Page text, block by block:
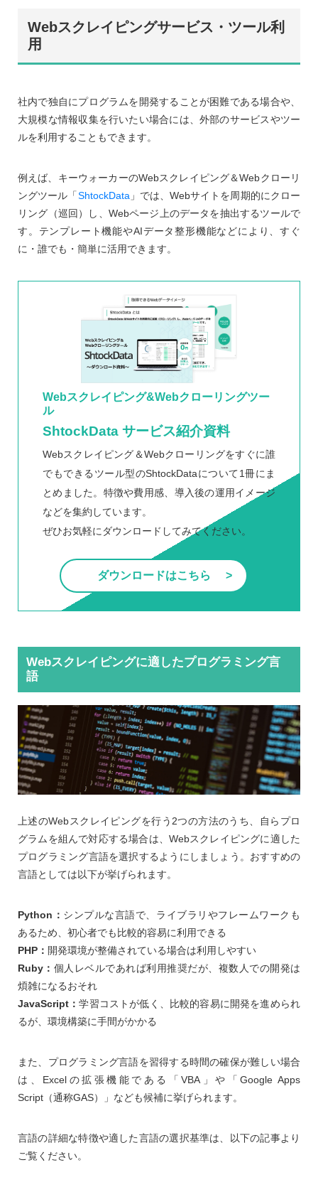
Webスクレイピングサービス・ツール利
用
社内で独自にプログラムを開発することが困難である場合や、
大規模な情報収集を行いたい場合には、外部のサービスやツー
ルを利用することもできます。
例えば、キーウォーカーのWebスクレイピング＆Webクローリ
ングツール「ShtockData 」では、Webサイトを周期的にクロー
リング（巡回）し、Webページ上のデータを抽出するツールで
す。テンプレート機能やAIデータ整形機能などにより、すぐ
に・誰でも・簡単に活用できます。
Webスクレイピング&Webクローリングツー
ル
ShtockData サービス紹介資料
Webスクレイピング＆Webクローリングをすぐに誰
でもできるツール型のShtockDataについて1冊にま
とめました。特徴や費用感、導入後の運用イメージ
などを集約しています。
ぜひお気軽にダウンロードしてみてください。
ダウンロードはこちら
Webスクレイピングに適したプログラミング言
語
上述のWebスクレイピングを行う2つの方法のうち、自らプロ
グラムを組んで対応する場合は、Webスクレイピングに適した
プログラミング言語を選択するようにしましょう。おすすめの
言語としては以下が挙げられます。
Python： シンプルな言語で、ライブラリやフレームワークも
あるため、初心者でも比較的容易に利用できる
PHP： 開発環境が整備されている場合は利用しやすい
Ruby： 個人レベルであれば利用推奨だが、複数人での開発は
煩雑になるおそれ
JavaScript：学習コストが低く、比較的容易に開発を進められ
るが、環境構築に手間がかかる
また、プログラミング言語を習得する時間の確保が難しい場合
は、Excelの拡張機能である「VBA」や「Google Apps
Script（通称GAS）」なども候補に挙げられます。
言語の詳細な特徴や適した言語の選択基準は、以下の記事より
ご覧ください。